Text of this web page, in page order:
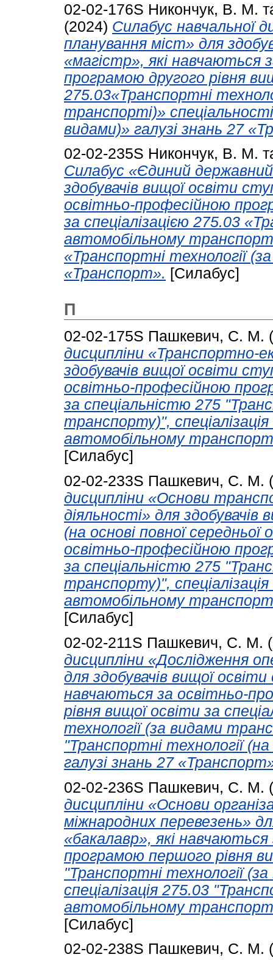
02-02-176S Никончук, В. М.
(2024) Силабус навчальної
планування міст» для
«магістр», які навчаються
програмою другого рівня
275.03«Транспортні
транспорті)»
видами)» галузі знань 27
02-02-235S Никончук, В. М.
Силабус «Єдиний державний
здобувачів вищої освіти
освітньо-професійною
за спеціалізацією 275.03
автомобільному
«Транспортні технології
«Транспорт». [Силабус]
П
02-02-175S Пашкевич, С. М.
дисципліни «Транспортно-
здобувачів вищої освіти
освітньо-професійною
за спеціальністю 275
транспорту)",
автомобільному
[Силабус]
02-02-233S Пашкевич, С. М.
дисципліни «Основи
діяльності» для
(на основі повної
освітньо-професійною
за спеціальністю 275
транспорту)",
автомобільному
[Силабус]
02-02-211S Пашкевич, С. М.
дисципліни «Дослідження
для здобувачів вищої
навчаються за освітньо-
рівня вищої освіти за
технології (за видами
"Транспортні технології
галузі знань 27
02-02-236S Пашкевич, С. М.
дисципліни «Основи
міжнародних перевезень»
«бакалавр», які
програмою першого рівня
"Транспортні технології
спеціалізація 275.03
автомобільному
[Силабус]
02-02-238S Пашкевич, С. М.